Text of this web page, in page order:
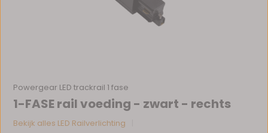
Powergear LED trackrail 1 fase
1-FASE rail voeding - zwart - rechts
Bekijk alles LED Railverlichting